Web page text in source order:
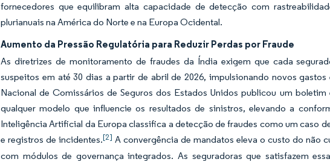
fornecedores que equilibram alta capacidade de detecção com
plurianuais na América do Norte e na Europa Ocidental.
Aumento da Pressão Regulatória para Reduzir Perdas por Fraude
As diretrizes de monitoramento de fraudes da Índia exigem que cada
suspeitos em até 30 dias a partir de abril de 2026, impulsionando novos
Nacional de Comissários de Seguros dos Estados Unidos publicou um
qualquer modelo que influencie os resultados de sinistros, elevando a
Inteligência Artificial da Europa classifica a detecção de fraudes como um caso
e registros de incidentes.[2] A convergência de mandatos eleva o custo do não
com módulos de governança integrados. As seguradoras que satisfazem